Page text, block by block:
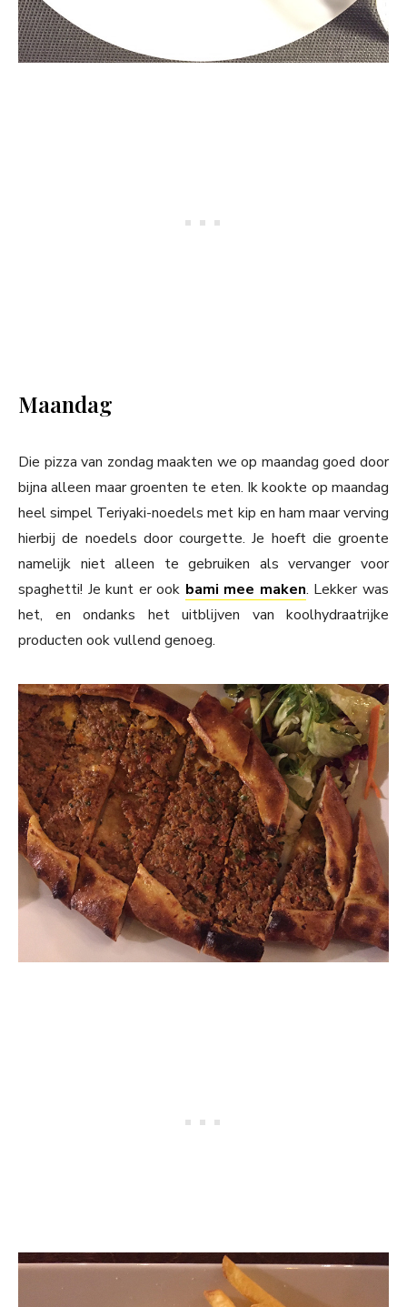
Maandag
Die pizza van zondag maakten we op maandag goed door
bijna alleen maar groenten te eten. Ik kookte op maandag
heel simpel Teriyaki-noedels met kip en ham maar verving
hierbij de noedels door courgette. Je hoeft die groente
namelijk niet alleen te gebruiken als vervanger voor
spaghetti! Je kunt er ook bami mee maken. Lekker was
het, en ondanks het uitblijven van koolhydraatrijke
producten ook vullend genoeg.